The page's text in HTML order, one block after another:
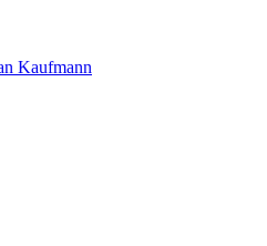
Kaufmann